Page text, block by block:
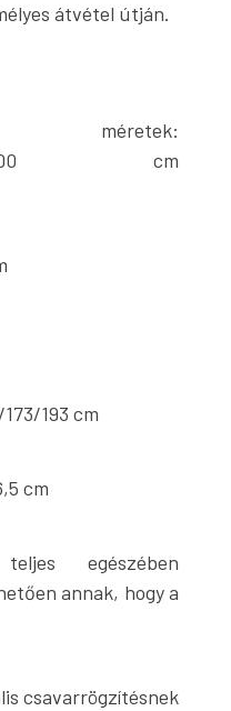
átvétel útján.
méretek:
180x200 cm
193 cm
cm
egészében
annak, hogy a
csavarrögzítésnek